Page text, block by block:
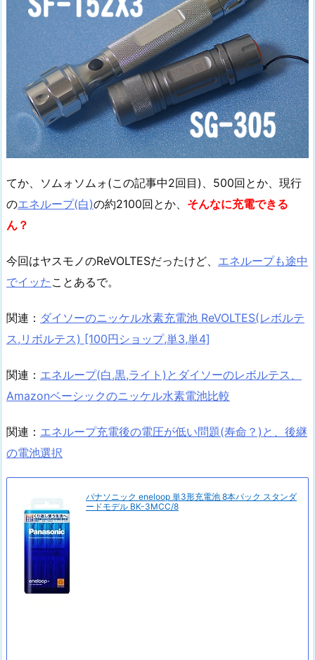
てか、ソムォソムォ(この記事中2回目)、500回とか、現行
のエネループ(白)の約2100回とか、 そんなに充電できる
ん？
今回はヤスモノのReVOLTESだったけど、 エネループも途中
でイッた ことあるで。
関連： ダイソーのニッケル水素充電池 ReVOLTES(レボルテ
ス,リボルテス) [100円ショップ,単3,単4]
関連： エネループ(白,黒,ライト)とダイソーのレボルテス、
Amazonベーシックのニッケル水素電池比較
関連： エネループ充電後の電圧が低い問題(寿命？)と、後継
の電池選択
パナソニック eneloop 単3形充電池 8本パック スタンダ
ードモデル BK-3MCC/8